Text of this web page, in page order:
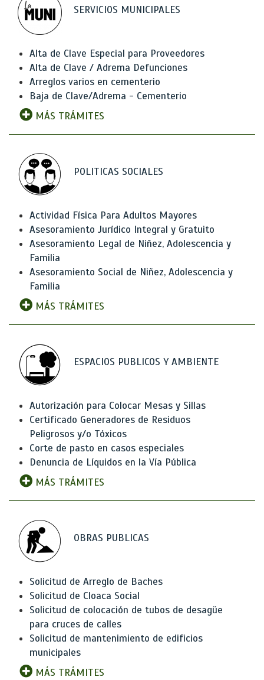
SERVICIOS MUNICIPALES
Alta de Clave Especial para Proveedores
Alta de Clave / Adrema Defunciones
Arreglos varios en cementerio
Baja de Clave/Adrema - Cementerio
MÁS TRÁMITES
POLITICAS SOCIALES
Actividad Física Para Adultos Mayores
Asesoramiento Jurídico Integral y Gratuito
Asesoramiento Legal de Niñez, Adolescencia y
Familia
Asesoramiento Social de Niñez, Adolescencia y
Familia
MÁS TRÁMITES
ESPACIOS PUBLICOS Y AMBIENTE
Autorización para Colocar Mesas y Sillas
Certificado Generadores de Residuos
Peligrosos y/o Tóxicos
Corte de pasto en casos especiales
Denuncia de Líquidos en la Vía Pública
MÁS TRÁMITES
OBRAS PUBLICAS
Solicitud de Arreglo de Baches
Solicitud de Cloaca Social
Solicitud de colocación de tubos de desagüe
para cruces de calles
Solicitud de mantenimiento de edificios
municipales
MÁS TRÁMITES